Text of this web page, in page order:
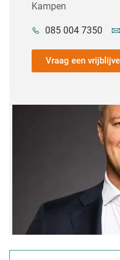
Kampen
085 004 7350
Vraag een